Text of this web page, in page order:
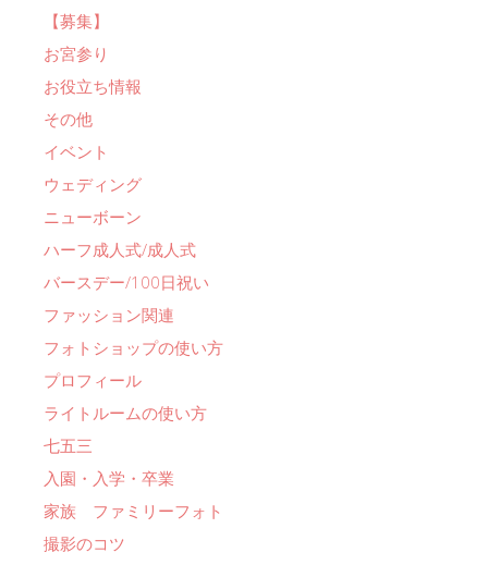
【募集】
お宮参り
お役立ち情報
その他
イベント
ウェディング
ニューボーン
ハーフ成人式/成人式
バースデー/100日祝い
ファッション関連
フォトショップの使い方
プロフィール
ライトルームの使い方
七五三
入園・入学・卒業
家族 ファミリーフォト
撮影のコツ